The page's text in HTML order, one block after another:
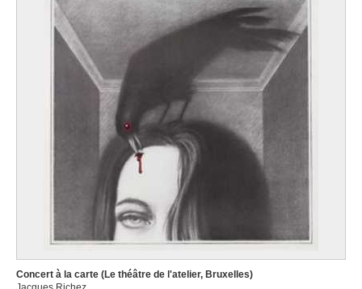
Concert à la carte (Le théâtre de l'atelier, Bruxelles)